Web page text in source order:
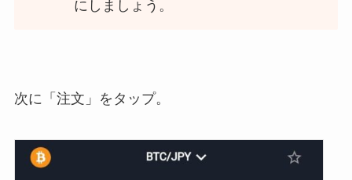
にしましょう。
次に「注文」をタップ。